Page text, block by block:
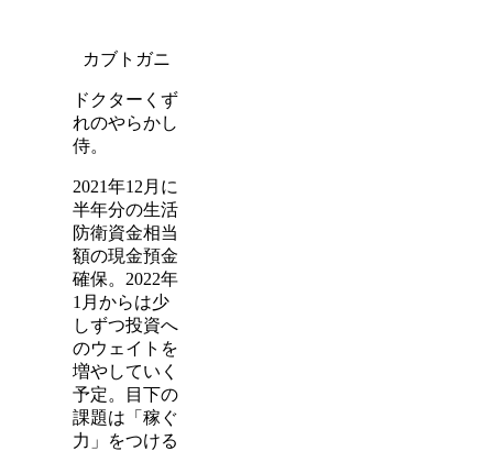
カブトガニ
ドクターくず
れのやらかし
侍。
2021年12月に
半年分の生活
防衛資金相当
額の現金預金
確保。2022年
1月からは少
しずつ投資へ
のウェイトを
増やしていく
予定。目下の
課題は「稼ぐ
力」をつける